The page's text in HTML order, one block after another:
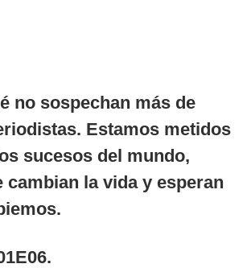
no sospechan más de
Estamos metidos
sucesos del mundo,
cambian la vida y esperan